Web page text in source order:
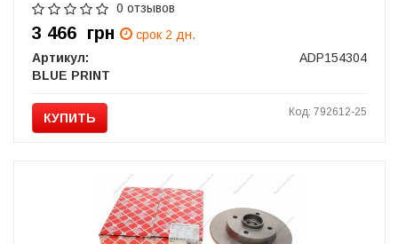
0 отзывов
3 466 грн
срок 2 дн.
Артикул:
ADP154304
BLUE PRINT
КУПИТЬ Код: 792612-25